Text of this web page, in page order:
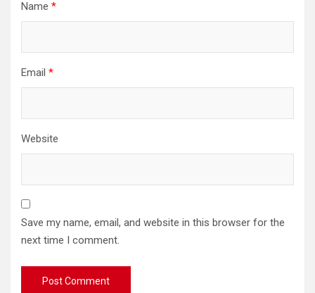
Name *
Email *
Website
Save my name, email, and website in this browser for the
next time I comment.